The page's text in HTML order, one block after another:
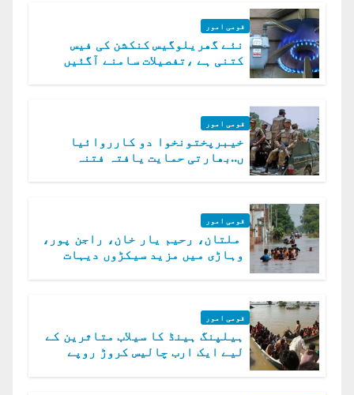
قومی امور
نئے گھریلوگیس کنکشن کی فیس
کتنی ہے ،تفصیلات سامنے آگئیں
قومی امور
خیبرپختونخوا دو کارروائیا
ں..بھارتی حمایت یافتہ فتنہ
قومی امور
ملتان، رحیم یار خان، راجن پور،
وہاڑی میں مزید سیکڑوں دیہات
قومی امور
ہیلپنگ ہینڈ کا سیلاب متاثرین کے
لیے ایک ارب چالیس کروڑ روپے